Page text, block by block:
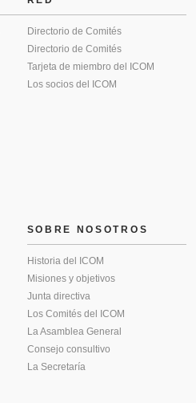
Directorio de Comités
Directorio de Comités
Tarjeta de miembro del ICOM
Los socios del ICOM
SOBRE NOSOTROS
Historia del ICOM
Misiones y objetivos
Junta directiva
Los Comités del ICOM
La Asamblea General
Consejo consultivo
La Secretaría